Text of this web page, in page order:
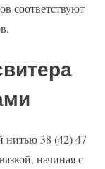
соответствуют
нитью 38 (42) 47
начиная с